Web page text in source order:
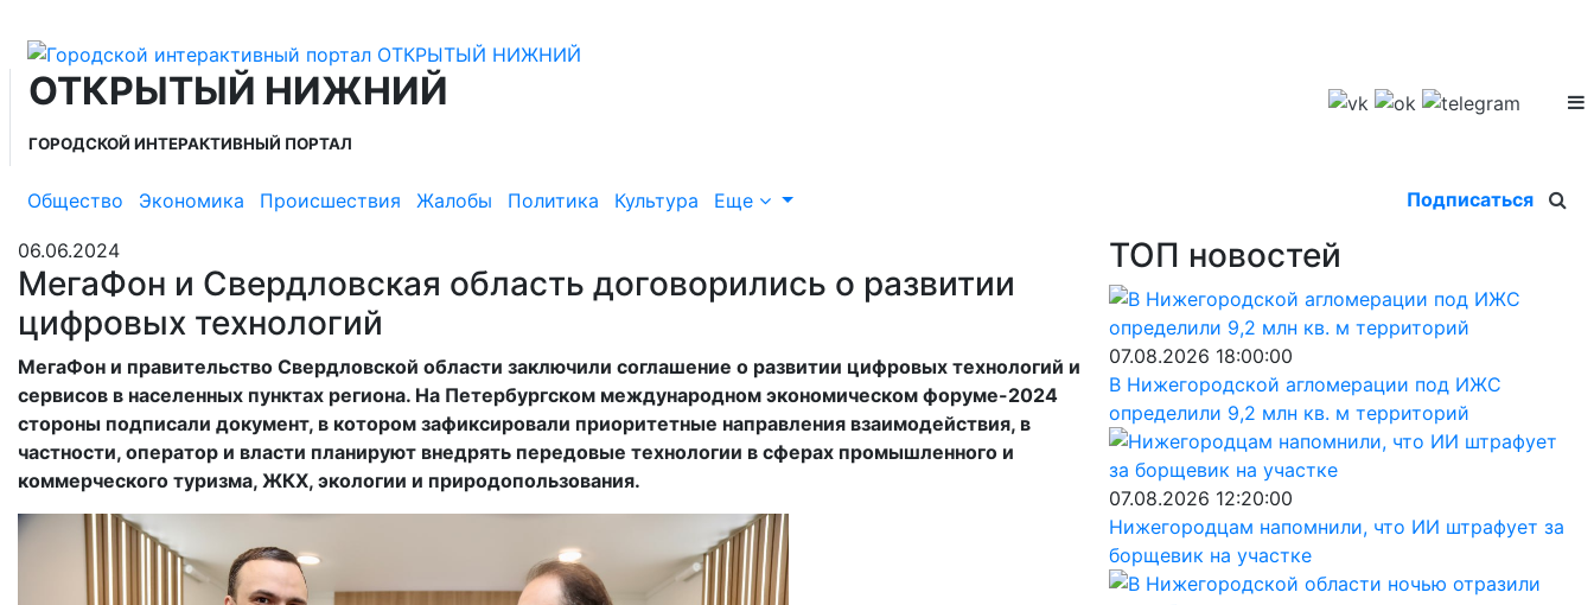
ОТКРЫТЫЙ НИЖНИЙ
ГОРОДСКОЙ ИНТЕРАКТИВНЫЙ ПОРТАЛ
Общество Экономика Происшествия Жалобы Политика Культура Еще Подписаться
06.06.2024
МегаФон и Свердловская область договорились о развитии
цифровых технологий
МегаФон и правительство Свердловской области заключили соглашение о развитии цифровых технологий и
сервисов в населенных пунктах региона. На Петербургском международном экономическом форуме-2024
стороны подписали документ, в котором зафиксировали приоритетные направления взаимодействия, в
частности, оператор и власти планируют внедрять передовые технологии в сферах промышленного и
коммерческого туризма, ЖКХ, экологии и природопользования.
ТОП новостей
07.08.2026 18:00:00
В Нижегородской агломерации под ИЖС
определили 9,2 млн кв. м территорий
07.08.2026 12:20:00
Нижегородцам напомнили, что ИИ штрафует за
борщевик на участке